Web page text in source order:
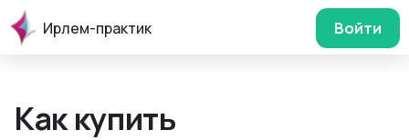
Ирлем-практик Войти
Как купить